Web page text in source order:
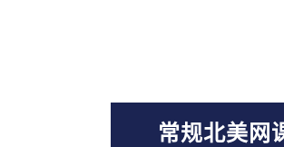
常规北美网